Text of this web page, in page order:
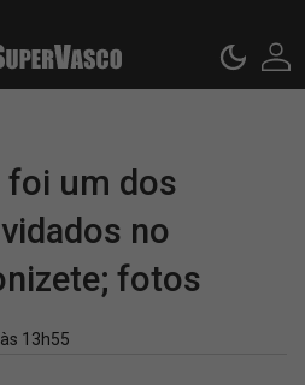
foi um dos
no
fotos
13h55